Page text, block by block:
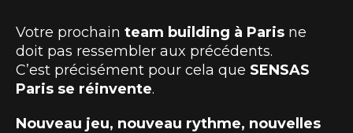
Votre prochain team building à Paris ne
doit pas ressembler aux précédents.
C’est précisément pour cela que SENSAS
Paris se réinvente.
Nouveau jeu, nouveau rythme, nouvelles